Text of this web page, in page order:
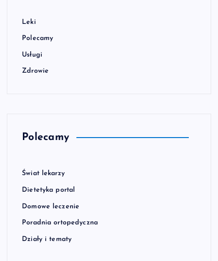
Leki
Polecamy
Usługi
Zdrowie
Polecamy
Świat lekarzy
Dietetyka portal
Domowe leczenie
Poradnia ortopedyczna
Działy i tematy